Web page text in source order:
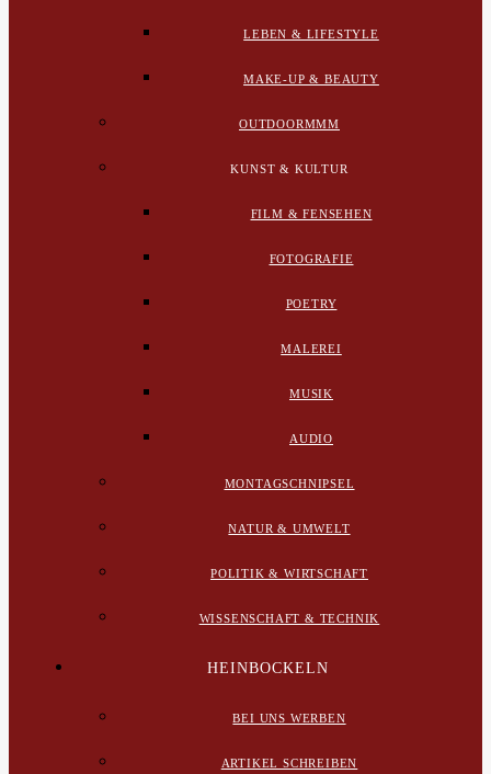
LEBEN & LIFESTYLE
MAKE-UP & BEAUTY
OUTDOORMMM
KUNST & KULTUR
FILM & FENSEHEN
FOTOGRAFIE
POETRY
MALEREI
MUSIK
AUDIO
MONTAGSCHNIPSEL
NATUR & UMWELT
POLITIK & WIRTSCHAFT
WISSENSCHAFT & TECHNIK
HEINBOCKELN
BEI UNS WERBEN
ARTIKEL SCHREIBEN